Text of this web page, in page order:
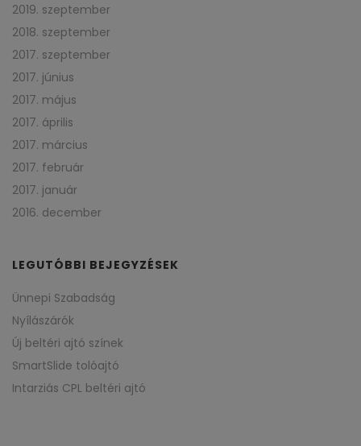
2019. szeptember
2018. szeptember
2017. szeptember
2017. június
2017. május
2017. április
2017. március
2017. február
2017. január
2016. december
LEGUTÓBBI BEJEGYZÉSEK
Ünnepi Szabadság
Nyílászárók
Új beltéri ajtó színek
SmartSlide tolóajtó
Intarziás CPL beltéri ajtó